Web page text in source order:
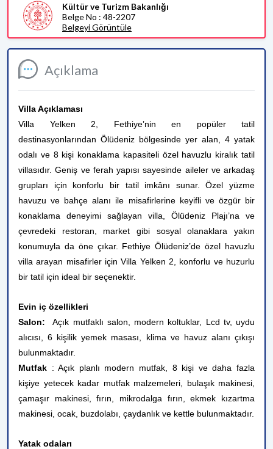
Açıklama
Villa Açıklaması
Villa Yelken 2, Fethiye’nin en popüler tatil
destinasyonlarından Ölüdeniz bölgesinde yer alan, 4 yatak
odalı ve 8 kişi konaklama kapasiteli özel havuzlu kiralık tatil
villasıdır. Geniş ve ferah yapısı sayesinde aileler ve arkadaş
grupları için konforlu bir tatil imkânı sunar. Özel yüzme
havuzu ve bahçe alanı ile misafirlerine keyifli ve özgür bir
konaklama deneyimi sağlayan villa, Ölüdeniz Plajı’na ve
çevredeki restoran, market gibi sosyal olanaklara yakın
konumuyla da öne çıkar. Fethiye Ölüdeniz’de özel havuzlu
villa arayan misafirler için Villa Yelken 2, konforlu ve huzurlu
bir tatil için ideal bir seçenektir.
Evin iç özellikleri
Salon: Açık mutfaklı salon, modern koltuklar, Lcd tv, uydu
alıcısı, 6 kişilik yemek masası, klima ve havuz alanı çıkışı
bulunmaktadır.
Mutfak : Açık planlı modern mutfak, 8 kişi ve daha fazla
kişiye yetecek kadar mutfak malzemeleri, bulaşık makinesi,
çamaşır makinesi, fırın, mikrodalga fırın, ekmek kızartma
makinesi, ocak, buzdolabı, çaydanlık ve kettle bulunmaktadır.
Yatak odaları
Kültür ve Turizm Bakanlığı
Belge No : 48-2207
Belgeyi Görüntüle